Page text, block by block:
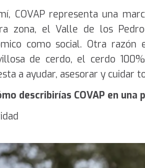
COVAP representa una
zona, el Valle de los
como social. Otra
de cerdo, el cerdo
a ayudar, asesorar y cuidar
describirías COVAP en una